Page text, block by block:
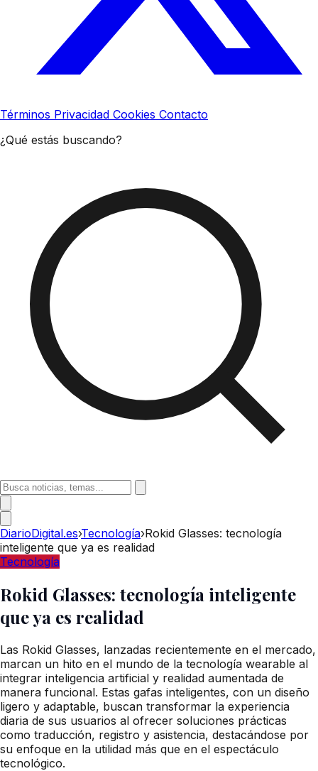
Términos Privacidad Cookies Contacto
¿Qué estás buscando?
DiarioDigital.es›Tecnología›Rokid Glasses: tecnología
inteligente que ya es realidad
Tecnología
Rokid Glasses: tecnología inteligente
que ya es realidad
Las Rokid Glasses, lanzadas recientemente en el mercado,
marcan un hito en el mundo de la tecnología wearable al
integrar inteligencia artificial y realidad aumentada de
manera funcional. Estas gafas inteligentes, con un diseño
ligero y adaptable, buscan transformar la experiencia
diaria de sus usuarios al ofrecer soluciones prácticas
como traducción, registro y asistencia, destacándose por
su enfoque en la utilidad más que en el espectáculo
tecnológico.